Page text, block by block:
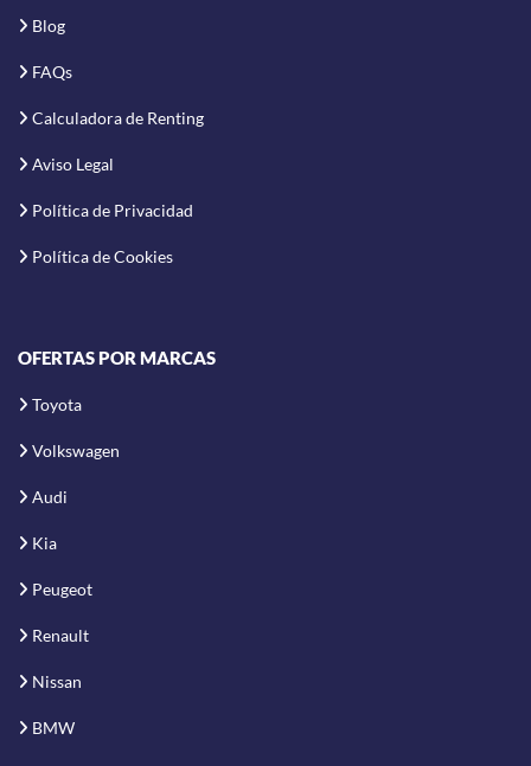
Blog
FAQs
Calculadora de Renting
Aviso Legal
Política de Privacidad
Política de Cookies
OFERTAS POR MARCAS
Toyota
Volkswagen
Audi
Kia
Peugeot
Renault
Nissan
BMW